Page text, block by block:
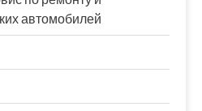
автомобилей